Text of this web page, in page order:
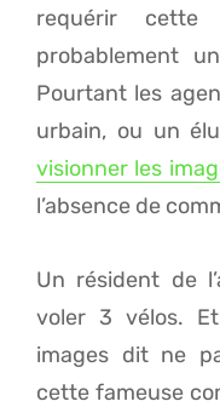
requérir cette
probablement
Pourtant les
urbain, ou un
visionner les
l’absence de
Un résident de
voler 3 vélos.
images dit ne
cette fameuse